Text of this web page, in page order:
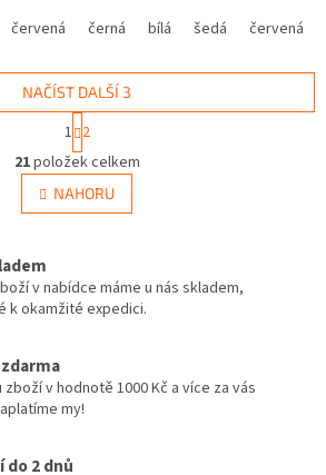
červená modrá žlutá zelená růžová
černá
bílá šedá červená
O
v
l
á
c
í
p
k
y
NAČÍST DALŠÍ 3
t
r
á
n
k
n
í
1 2
21položek celkem
NAHORU
v nabídce máme u nás skladem,
k okamžité expedici.
zboží v hodnotě 1000 Kč a více za vás
my!
do 2 dnů